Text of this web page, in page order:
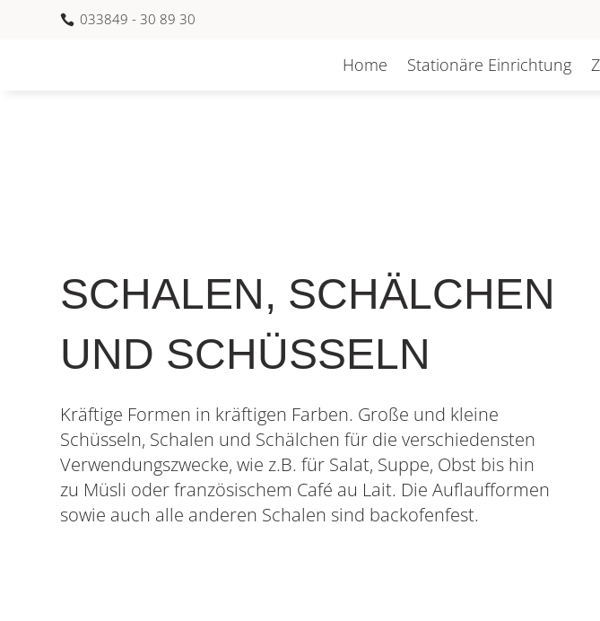
 033849 - 30 89 30
Home Stationäre Einrichtung
SCHALEN, SCHÄLCHEN
UND SCHÜSSELN
Kräftige Formen in kräftigen Farben. Große und kleine
Schüsseln, Schalen und Schälchen für die verschiedensten
Verwendungszwecke, wie z.B. für Salat, Suppe, Obst bis hin
zu Müsli oder französischem Café au Lait. Die Auflaufformen
sowie auch alle anderen Schalen sind backofenfest.